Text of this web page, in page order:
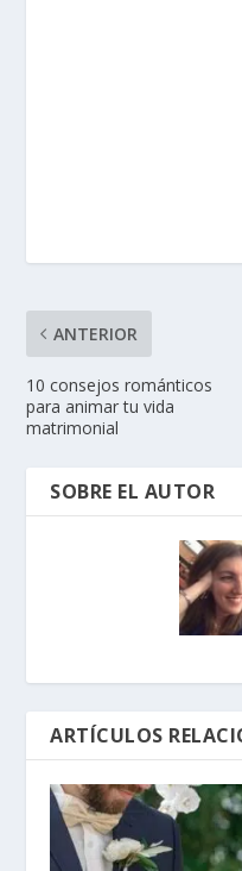
ANTERIOR
10 consejos románticos
para animar tu vida
matrimonial
SOBRE EL AUTOR
ARTÍCULOS